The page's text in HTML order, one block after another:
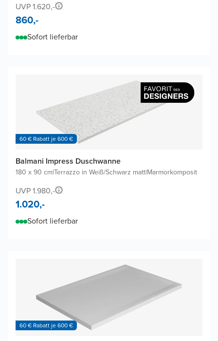
UVP 1.620,-
860,-
Sofort lieferbar
60 € Rabatt je 600 €
Balmani Impress Duschwanne
180 x 90 cm|Terrazzo in Weiß/Schwarz matt|Marmorkomposit
UVP 1.980,-
1.020,-
Sofort lieferbar
60 € Rabatt je 600 €